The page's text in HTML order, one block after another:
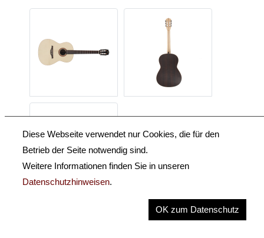
Diese Webseite verwendet nur Cookies, die für den
Betrieb der Seite notwendig sind.
Weitere Informationen finden Sie in unseren
Datenschutzhinweisen.
OK zum Datenschutz